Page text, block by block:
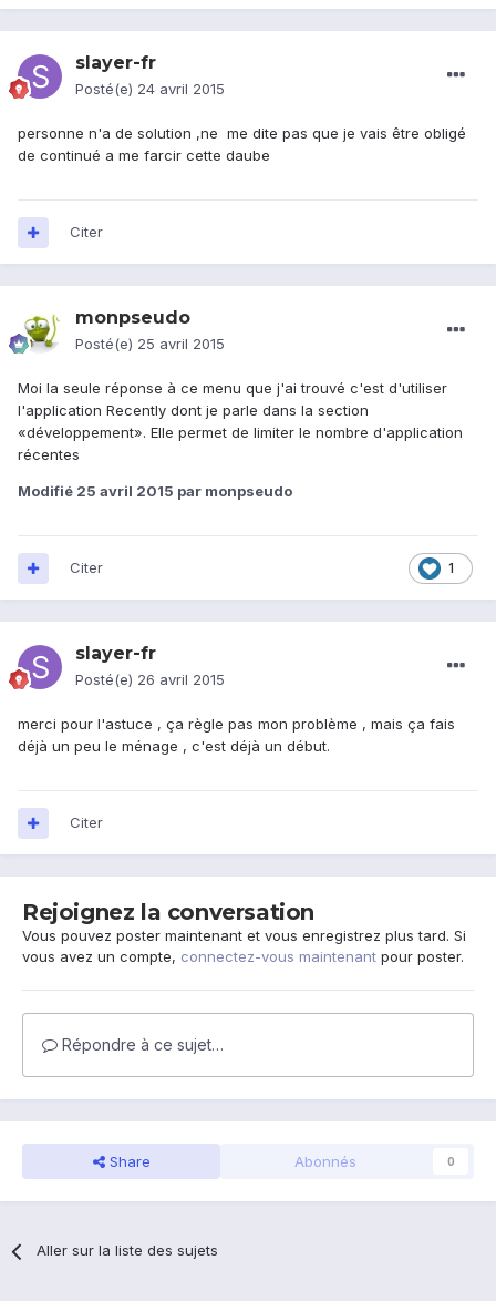
slayer-fr
Posté(e) 24 avril 2015
personne n'a de solution ,ne me dite pas que je vais être obligé
de continué a me farcir cette daube
Citer
monpseudo
Posté(e) 25 avril 2015
Moi la seule réponse à ce menu que j'ai trouvé c'est d'utiliser
l'application Recently dont je parle dans la section
«développement». Elle permet de limiter le nombre d'application
récentes
Modifié 25 avril 2015 par monpseudo
1
Citer
slayer-fr
Posté(e) 26 avril 2015
merci pour l'astuce , ça règle pas mon problème , mais ça fais
déjà un peu le ménage , c'est déjà un début.
Citer
Rejoignez la conversation
Vous pouvez poster maintenant et vous enregistrez plus tard. Si
vous avez un compte, connectez-vous maintenant pour poster.
Répondre à ce sujet…
Share Abonnés 0
Aller sur la liste des sujets